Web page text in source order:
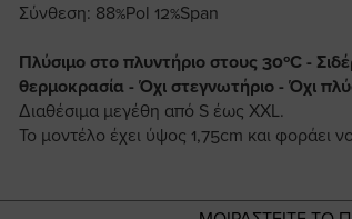
Σύνθεση: 88%Pol 12%Span
Πλύσιμο στο πλυντήριο στους 30ºC -
θερμοκρασία - Όχι στεγνωτήριο - Όχι
Διαθέσιμα μεγέθη από S έως XXL.
Το μοντέλο έχει ύψος 1,75cm και φοράει